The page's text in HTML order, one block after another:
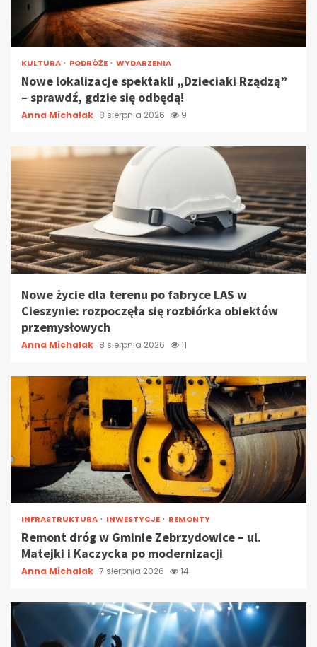
KULTURA PODRÓŻE WYDARZENIA
Nowe lokalizacje spektakli „Dzieciaki Rządzą”
– sprawdź, gdzie się odbędą!
Anna Michalak 8 sierpnia 2026 9
Nowe życie dla terenu po fabryce LAS w
Cieszynie: rozpoczęła się rozbiórka obiektów
przemysłowych
Anna Michalak 8 sierpnia 2026 11
INFRASTRUKTURA INWESTYCJE REMONTY
Remont dróg w Gminie Zebrzydowice – ul.
Matejki i Kaczycka po modernizacji
Anna Michalak 7 sierpnia 2026 14